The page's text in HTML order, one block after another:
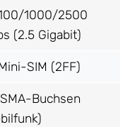
1000/2500
(2.5 Gigabit)
SIM (2FF)
Buchsen